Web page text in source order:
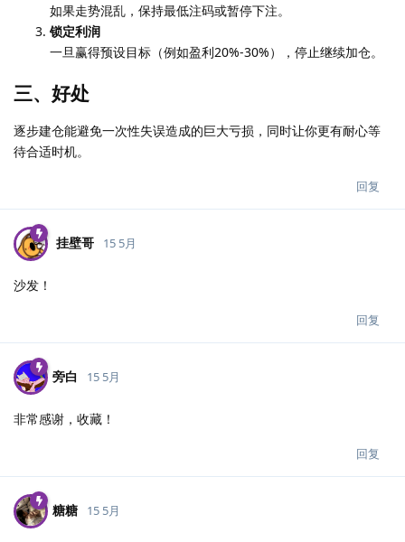
如果走势混乱，保持最低注码或暂停下注。
锁定利润
一旦赢得预设目标（例如盈利20%-30%），停止继续加仓。
三、好处
逐步建仓能避免一次性失误造成的巨大亏损，同时让你更有耐心等
待合适时机。
回复
挂壁哥 15 5月
沙发！
回复
旁白 15 5月
非常感谢，收藏！
回复
糖糖 15 5月